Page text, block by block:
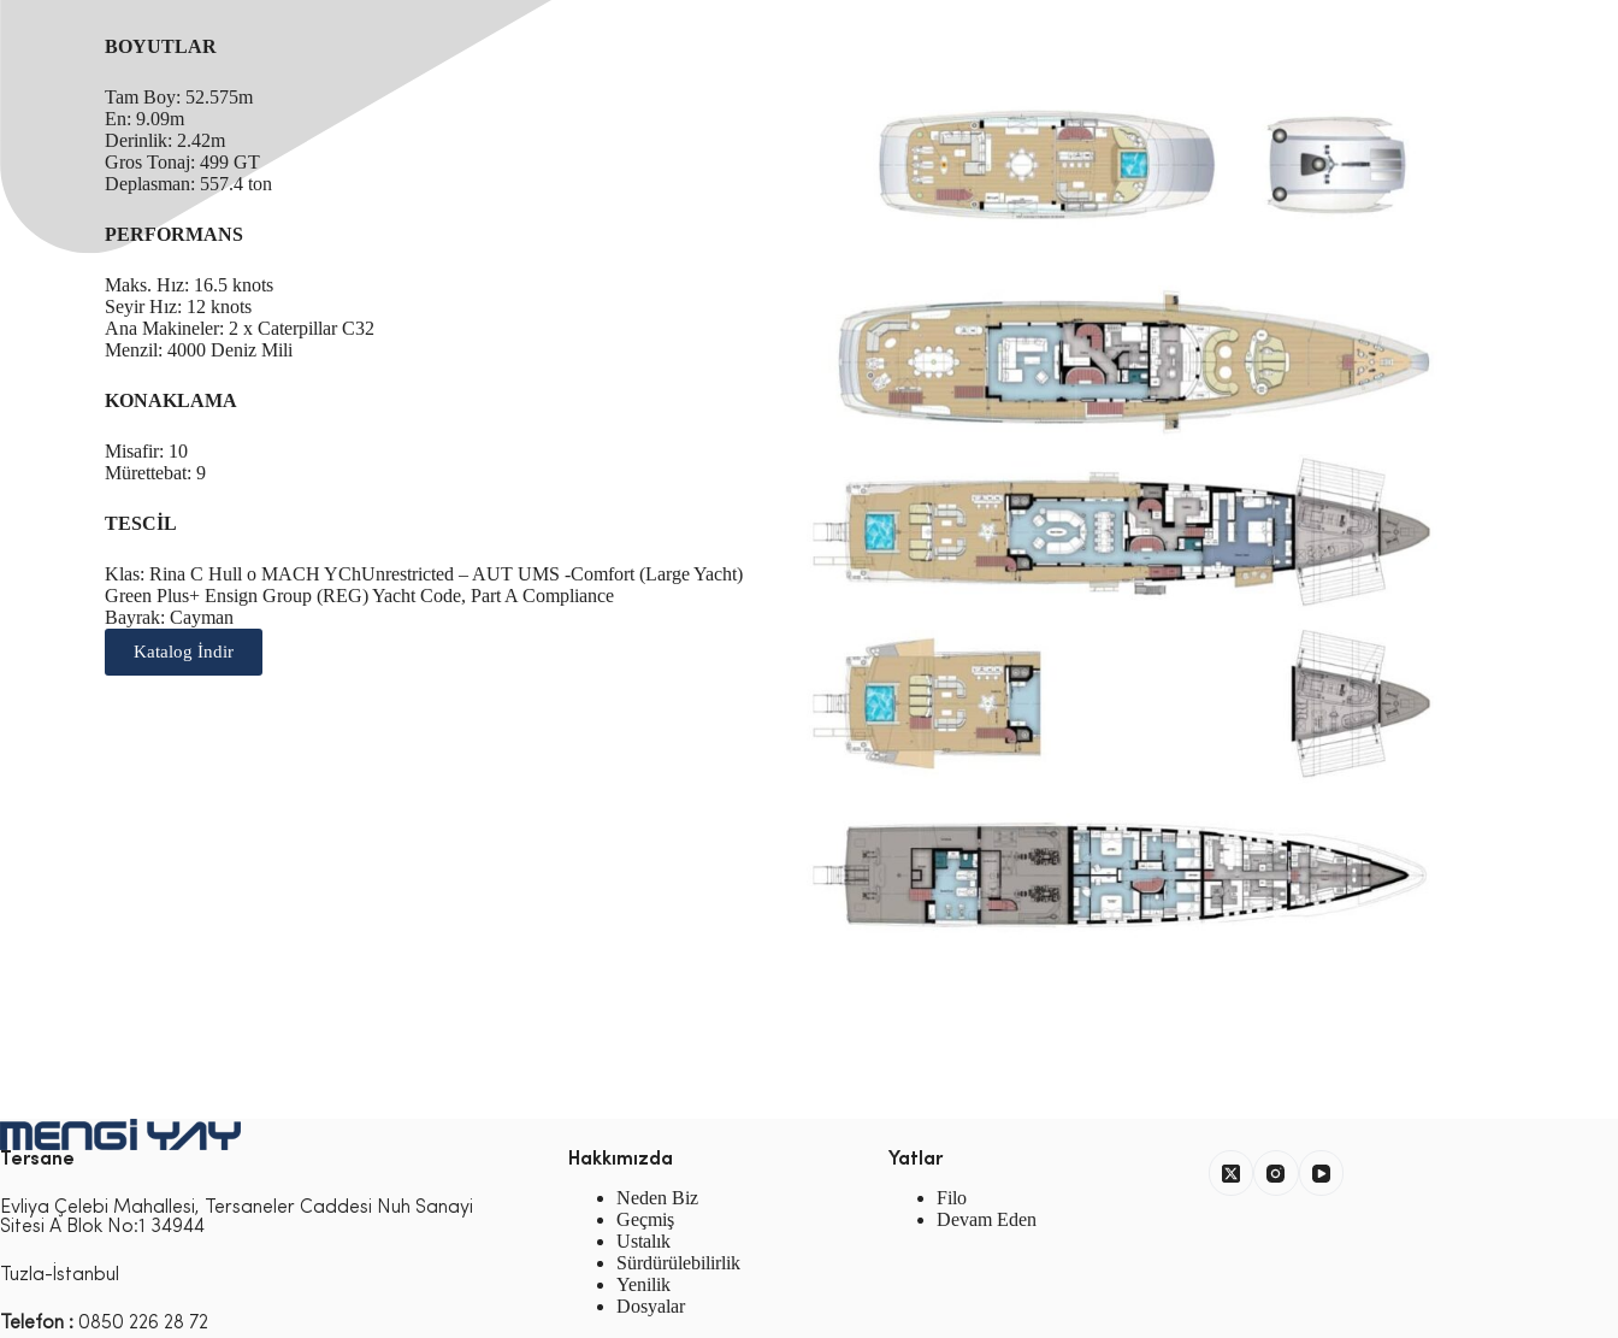
BOYUTLAR
Tam Boy: 52.575m
En: 9.09m
Derinlik: 2.42m
Gros Tonaj: 499 GT
Deplasman: 557.4 ton
PERFORMANS
Maks. Hız: 16.5 knots
Seyir Hız: 12 knots
Ana Makineler: 2 x Caterpillar C32
Menzil: 4000 Deniz Mili
KONAKLAMA
Misafir: 10
Mürettebat: 9
TESCİL
Klas: Rina C Hull o MACH YChUnrestricted – AUT UMS -Comfort (Large Yacht)
Green Plus+ Ensign Group (REG) Yacht Code, Part A Compliance
Bayrak: Cayman
Katalog İndir
Tersane
Evliya Çelebi Mahallesi, Tersaneler Caddesi Nuh Sanayi
Sitesi A Blok No:1 34944
Tuzla-İstanbul
Telefon : 0850 226 28 72
Hakkımızda
Neden Biz
Geçmiş
Ustalık
Sürdürülebilirlik
Yenilik
Dosyalar
Yatlar
Filo
Devam Eden